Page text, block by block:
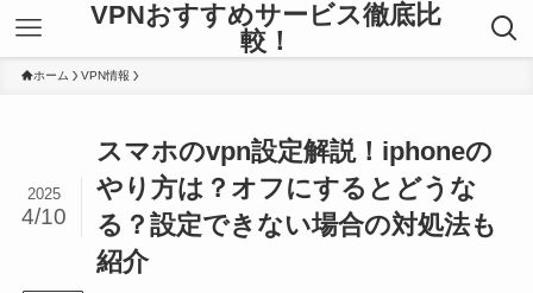
VPNおすすめサービス徹底比
較！
ホーム VPN情報
スマホのvpn設定解説！iphoneの
やり方は？オフにするとどうな
る？設定できない場合の対処法も
紹介
2025
4/10